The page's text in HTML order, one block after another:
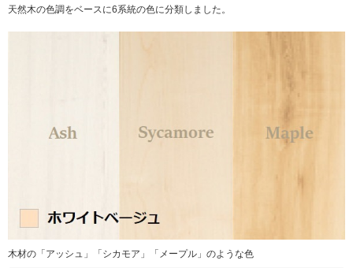
天然木の色調をベースに6系統の色に分類しました。
木材の「アッシュ」「シカモア」「メープル」のような色